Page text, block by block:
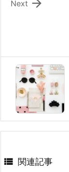

Next
 関連記事